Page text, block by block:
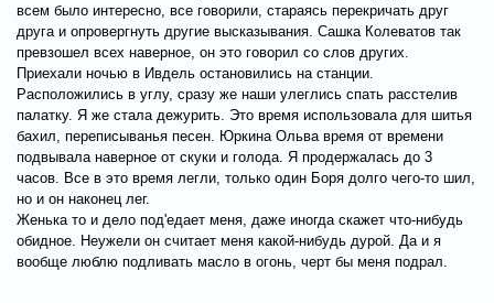
всем было интересно, все говорили, стараясь перекричать друг
друга и опровергнуть другие высказывания. Сашка Колеватов так
превзошел всех наверное, он это говорил со слов других.
Приехали ночью в Ивдель остановились на станции.
Расположились в углу, сразу же наши улеглись спать расстелив
палатку. Я же стала дежурить. Это время использовала для шитья
бахил, переписыванья песен. Юркина Ольва время от времени
подвывала наверное от скуки и голода. Я продержалась до 3
часов. Все в это время легли, только один Боря долго чего-то шил,
но и он наконец лег.
Женька то и дело под'едает меня, даже иногда скажет что-нибудь
обидное. Неужели он считает меня какой-нибудь дурой. Да и я
вообще люблю подливать масло в огонь, черт бы меня подрал.